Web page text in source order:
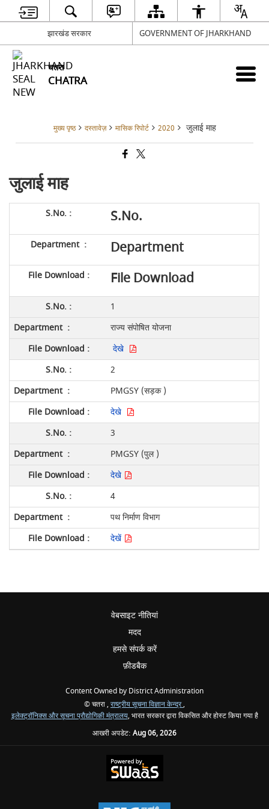
झारखंड सरकार GOVERNMENT OF JHARKHAND
चतरा
CHATRA
मुख्य पृष्ठ दस्तावेज़ मासिक रिपोर्ट 2020 जुलाई माह
जुलाई माह
S.No.
Department
File Download
1
राज्य संपोषित योजना
देखे
2
PMGSY (सड़क )
देखे
3
PMGSY (पुल )
देखे
4
पथ निर्माण विभाग
देखें
वेबसाइट नीतियां
मदद
हमसे संपर्क करें
फ़ीडबैक
Content Owned by District Administration
© चतरा , राष्ट्रीय सूचना विज्ञान केन्द्र,
इलेक्ट्रॉनिक्स और सूचना प्रौद्योगिकी मंत्रालय, भारत सरकार द्वारा विकसित और होस्ट किया गया है
आखरी अपडेट: Aug 06, 2026